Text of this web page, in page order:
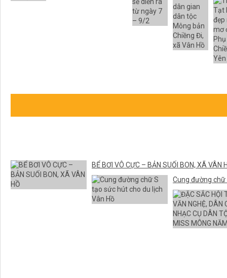
BỂ BƠI VÔ CỰC – BẢN SUỐI BON, XÃ VÂN
Cung đường chữ